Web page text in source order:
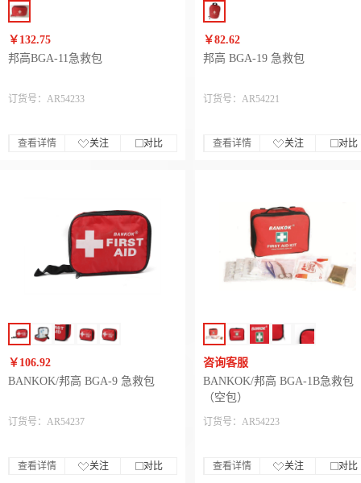
￥132.75
邦高BGA-11急救包
订货号：AR54233
查看详情 关注 对比
￥82.62
邦高 BGA-19 急救包
订货号：AR54221
查看详情 关注 对比
￥106.92
BANKOK/邦高 BGA-9 急救包
订货号：AR54237
查看详情 关注 对比
咨询客服
BANKOK/邦高 BGA-1B急救包
（空包）
订货号：AR54223
查看详情 关注 对比